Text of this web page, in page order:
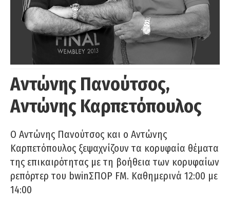
Αντώνης Πανούτσος,
Αντώνης Καρπετόπουλος
Ο Αντώνης Πανούτσος και ο Αντώνης
Καρπετόπουλος ξεψαχνίζουν τα κορυφαία θέματα
της επικαιρότητας με τη βοήθεια των κορυφαίων
ρεπόρτερ του bwinΣΠΟΡ FM. Καθημερινά 12:00 με
14:00